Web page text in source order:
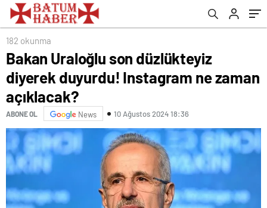
182 okunma
Bakan Uraloğlu son düzlükteyiz
diyerek duyurdu! Instagram ne zaman
açıklacak?
ABONE OL News 10 Ağustos 2024 18:36